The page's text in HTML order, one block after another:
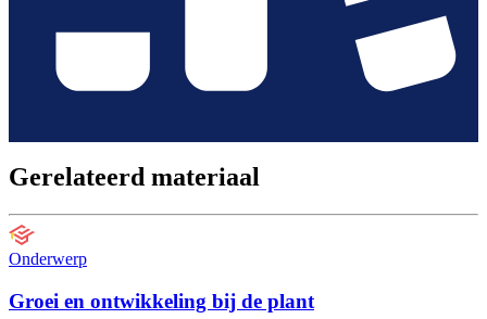
Gerelateerd materiaal
Onderwerp
Groei en ontwikkeling bij de plant